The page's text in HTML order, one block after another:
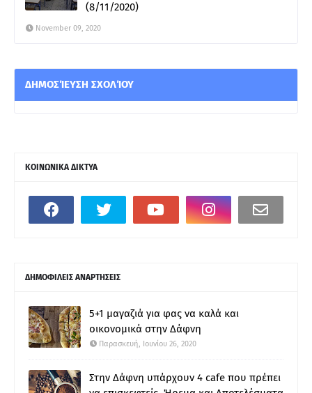
(8/11/2020)
November 09, 2020
ΔΗΜΟΣΊΕΥΣΗ ΣΧΟΛΊΟΥ
ΚΟΙΝΩΝΙΚΑ ΔΙΚΤΥΑ
ΔΗΜΟΦΙΛΕΙΣ ΑΝΑΡΤΗΣΕΙΣ
5+1 μαγαζιά για φας να καλά και
οικονομικά στην Δάφνη
Παρασκευή, Ιουνίου 26, 2020
Στην Δάφνη υπάρχουν 4 cafe που πρέπει